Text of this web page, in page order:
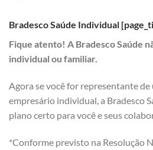
Bradesco Saúde Individual
Fique atento! A Bradesco Saúde
individual ou familiar.
Agora se você for representante
empresário individual, a Bradesco
plano certo para você e seus
*Conforme previsto na Resolução